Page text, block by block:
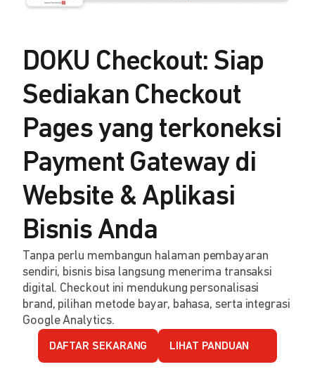
DOKU Checkout: Siap
Sediakan Checkout
Pages yang terkoneksi
Payment Gateway di
Website & Aplikasi
Bisnis Anda
Tanpa perlu membangun halaman pembayaran
sendiri, bisnis bisa langsung menerima transaksi
digital. Checkout ini mendukung personalisasi
brand, pilihan metode bayar, bahasa, serta integrasi
Google Analytics.
DAFTAR SEKARANG LIHAT PANDUAN